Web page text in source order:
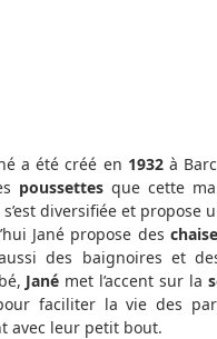
a été créé en 1932à
poussettes que cette
s’est diversifiée et
Jané propose des
des baignoires et
Jané met l’accent sur la
faciliter la vie des
avec leur petit bout.